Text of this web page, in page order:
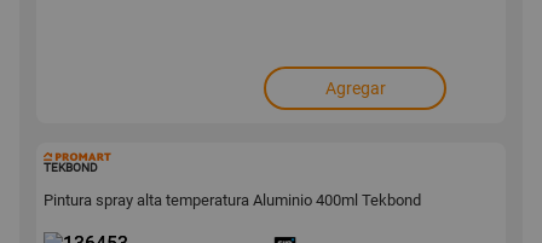
Agregar
TEKBOND
Pintura spray alta temperatura Aluminio 400ml Tekbond